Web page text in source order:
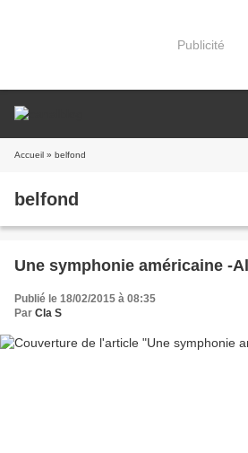
Publicité
Accueil » belfond
belfond
Une symphonie américaine -
Publié le 18/02/2015 à 08:35
Par Cla S